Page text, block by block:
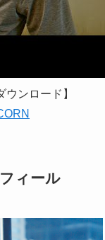
ウンロード】
ィール